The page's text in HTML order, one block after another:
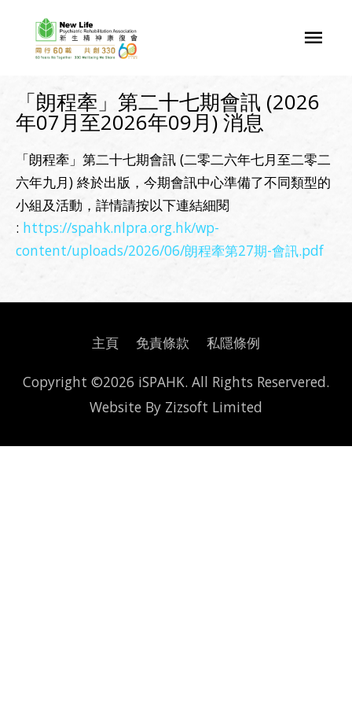
「朗程牽」第二十七期會訊 (2026
年07月至2026年09月) 消息
「朗程牽」第二十七期會訊 (二零二六年七月至二零二
六年九月) 終於出版，今期會訊中心準備了不同類型的
小組及活動，詳情請按以下連結細閱
: https://spahk.nlpra.org.hk/wp-
content/uploads/2026/06/朗程牽第27期-會訊.pdf
主頁 免責條款 私隱條例
Copyright ©2026 iSPAHK. All Rights Reservered.
Website By Zizsoft Limited